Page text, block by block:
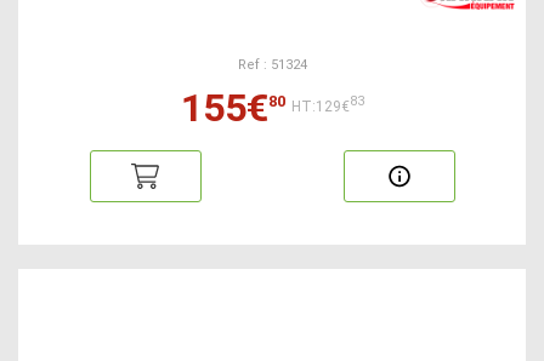
Ref : 51324
155€80 HT:129€83